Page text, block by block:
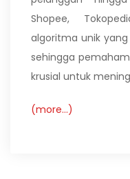
Shopee,
algoritma unik
sehingga
krusial untuk
(more…)